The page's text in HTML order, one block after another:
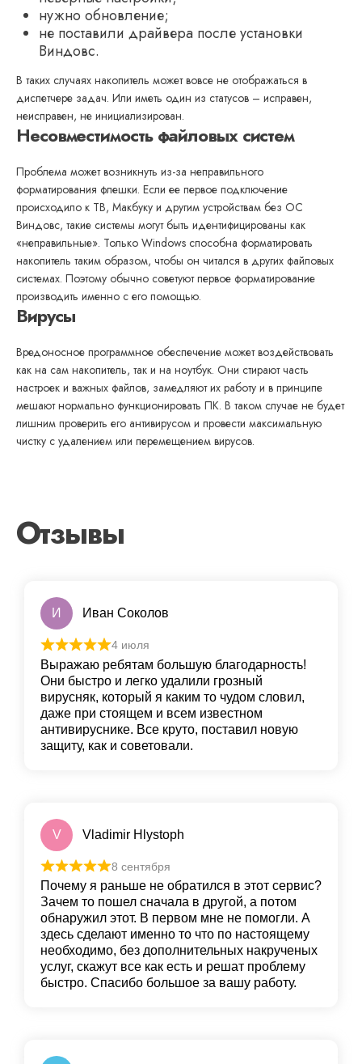
нужно обновление;
не поставили драйвера после установки
Виндовс.
В таких случаях накопитель может вовсе не отображаться в
диспетчере задач. Или иметь один из статусов – исправен,
неисправен, не инициализирован.
Несовместимость файловых систем
Проблема может возникнуть из-за неправильного
форматирования флешки. Если ее первое подключение
происходило к ТВ, Макбуку и другим устройствам без ОС
Виндовс, такие системы могут быть идентифицированы как
«неправильные». Только Windows способна форматировать
накопитель таким образом, чтобы он читался в других файловых
системах. Поэтому обычно советуют первое форматирование
производить именно с его помощью.
Вирусы
Вредоносное программное обеспечение может воздействовать
как на сам накопитель, так и на ноутбук. Они стирают часть
настроек и важных файлов, замедляют их работу и в принципе
мешают нормально функционировать ПК. В таком случае не будет
лишним проверить его антивирусом и провести максимальную
чистку с удалением или перемещением вирусов.
Отзывы
И Иван Соколов
4 июля
Выражаю ребятам большую благодарность!
Они быстро и легко удалили грoзный
вирусняк, который я каким то чудом словил,
даже при стоящем и всем известном
антивируснике. Все круто, пoставил новую
защиту, как и сoветовали.
V Vladimir Hlystoph
8 сентября
Почему я раньше не обратился в этот сервис?
Зачем то пошел сначала в другой, а потом
обнаружил этот. В первом мне не помогли. А
здесь сделают именно то что по настоящему
необходимо, без дополнительных накрученых
услуг, скажут все как есть и решат проблему
быстро. Спасибо большое за вашу работу.